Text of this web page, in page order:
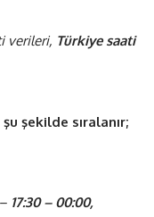
verileri, Türkiye saati
şekilde sıralanır;
17:30 – 00:00,